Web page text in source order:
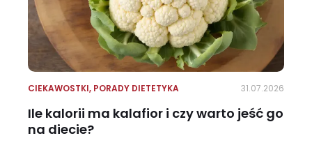
CIEKAWOSTKI, PORADY DIETETYKA 31.07.2026
Ile kalorii ma kalafior i czy warto jeść go
na diecie?